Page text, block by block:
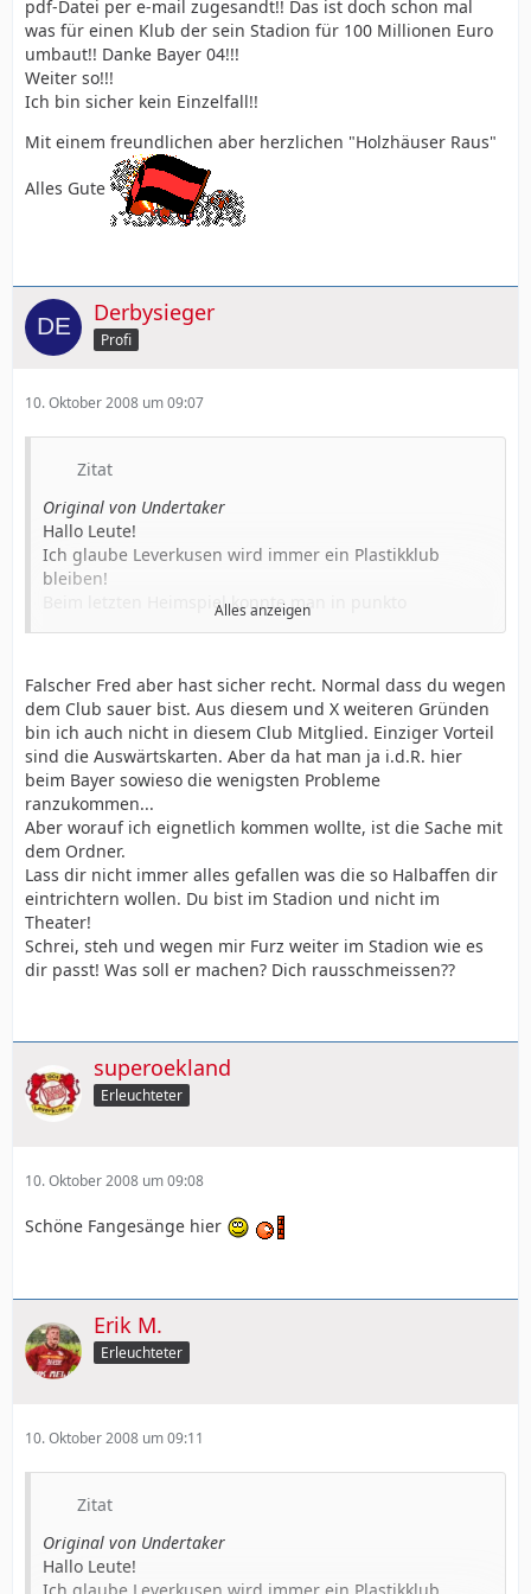
pdf-Datei per e-mail zugesandt!! Das ist doch schon mal
was für einen Klub der sein Stadion für 100 Millionen Euro
umbaut!! Danke Bayer 04!!!
Weiter so!!!
Ich bin sicher kein Einzelfall!!
Mit einem freundlichen aber herzlichen "Holzhäuser Raus"
Alles Gute
Derbysieger
Profi
10. Oktober 2008 um 09:07
Zitat
Original von Undertaker
Hallo Leute!
Ich glaube Leverkusen wird immer ein Plastikklub
bleiben!
Beim letzten Heimspiel konnte man in punkto
Stimmung eine Stecknadel fallen hören!!!!
Stimung zu machen wurde es direkt von einem
Volunteer zum Hinsetzen aufgefordert!
Ich sagte nur zu ihm dass wir wieder leise sein würden
und darauf hin nickte er zufrieden,seiner
Holzhäuserichen Art sehr wohl bewusst!!
Auch bin ich im Bayer 04 Club eingetreten. Das ist jetzt
eine super Sache. Man bekommt als angekündigtes
Begrüssungsgeschenk: "Nichts"!!!!!!
Und des weiteren bekommt man als Service auch:
"Nichts"!
Ach so ich vergass! Man bekommt den Stadionkurier als
pdf-Datei per e-mail zugesandt!! Das ist doch schon mal
was für einen Klub der sein Stadion für 100 Millionen
Euro umbaut!! Danke Bayer 04!!!
Mit einem freundlichen aber herzlichen "Holzhäuser
Raus"
Alles anzeigen
Falscher Fred aber hast sicher recht. Normal dass du wegen
dem Club sauer bist. Aus diesem und X weiteren Gründen
bin ich auch nicht in diesem Club Mitglied. Einziger Vorteil
sind die Auswärtskarten. Aber da hat man ja i.d.R. hier
beim Bayer sowieso die wenigsten Probleme
ranzukommen...
Aber worauf ich eignetlich kommen wollte, ist die Sache mit
dem Ordner.
Lass dir nicht immer alles gefallen was die so Halbaffen dir
eintrichtern wollen. Du bist im Stadion und nicht im
Theater!
Schrei, steh und wegen mir Furz weiter im Stadion wie es
dir passt! Was soll er machen? Dich rausschmeissen??
superoekland
Erleuchteter
10. Oktober 2008 um 09:08
Schöne Fangesänge hier
Erik M.
Erleuchteter
10. Oktober 2008 um 09:11
Zitat
Original von Undertaker
Hallo Leute!